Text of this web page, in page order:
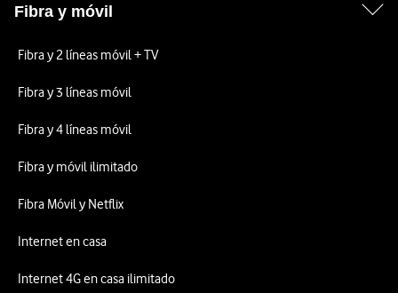
Fibra y móvil
Fibra y 2 líneas móvil + TV
Fibra y 3 líneas móvil
Fibra y 4 líneas móvil
Fibra y móvil ilimitado
Fibra Móvil y Netflix
Internet en casa
Internet 4G en casa ilimitado